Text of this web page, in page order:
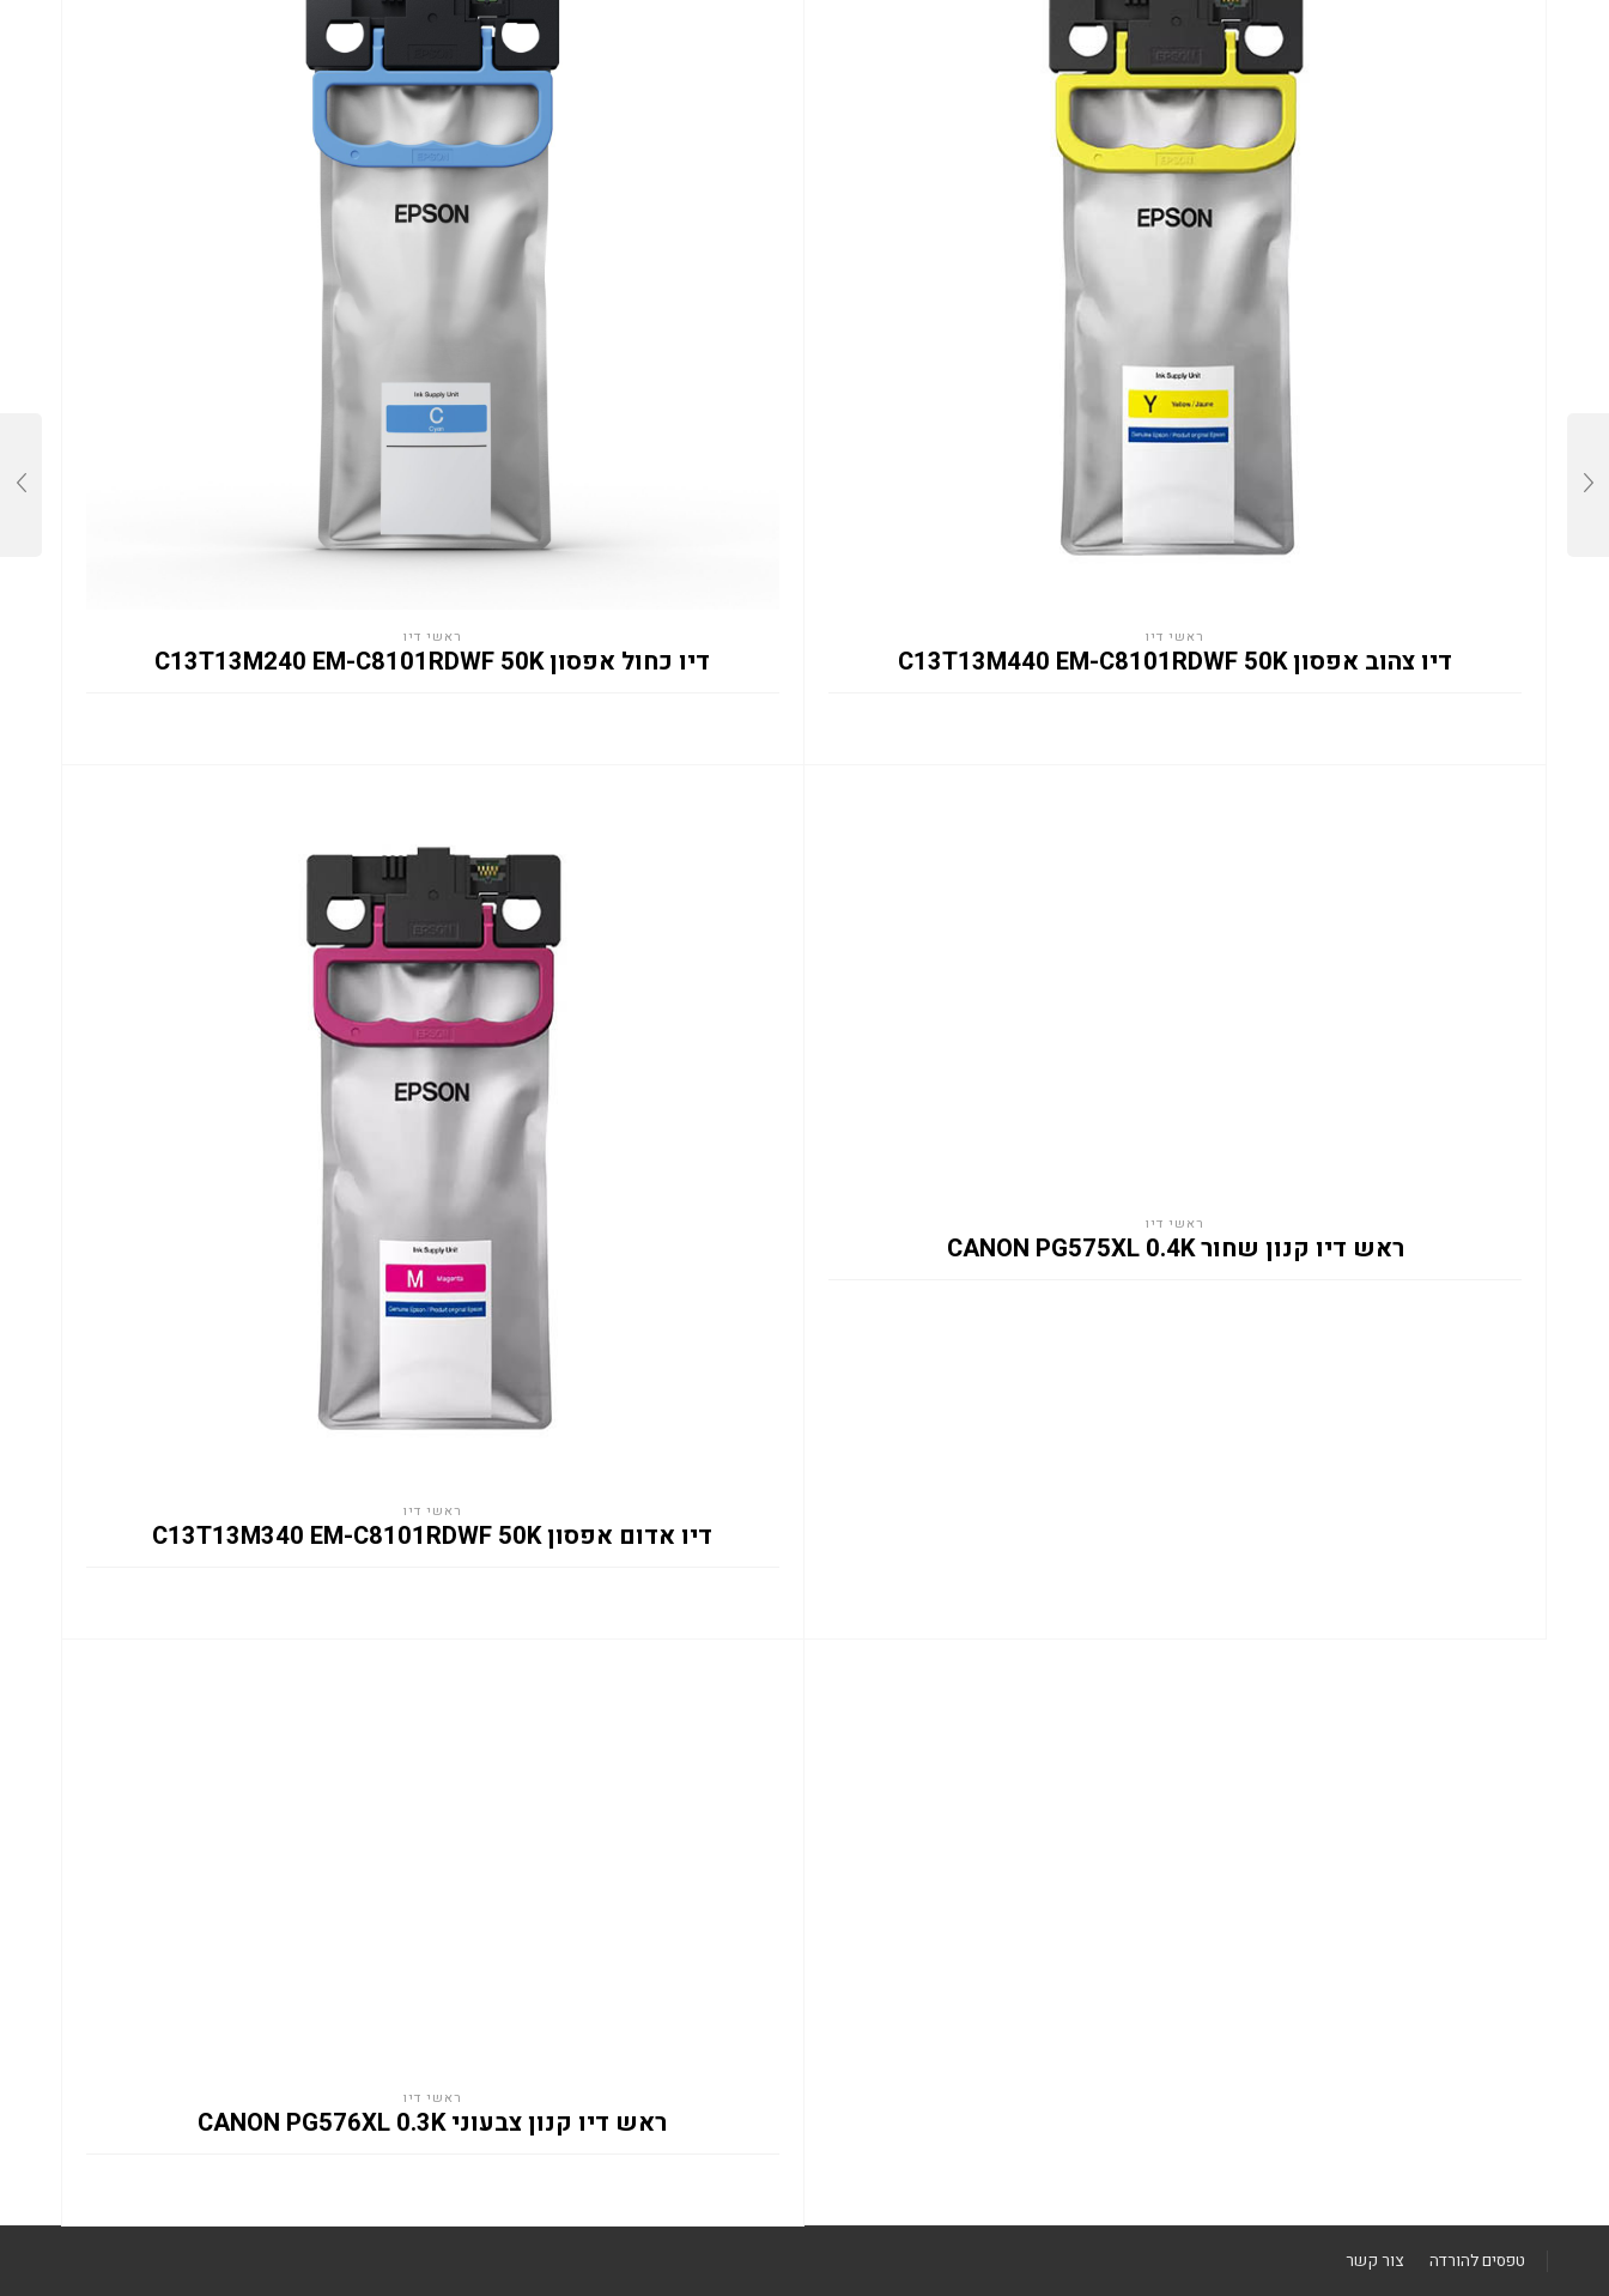
ראשי דיו
דיו כחול אפסון C13T13M240 EM-C8101RDWF 50K
ראשי דיו
דיו צהוב אפסון C13T13M440 EM-C8101RDWF 50K
ראשי דיו
דיו אדום אפסון C13T13M340 EM-C8101RDWF 50K
ראשי דיו
ראש דיו קנון שחור CANON PG575XL 0.4K
ראשי דיו
ראש דיו קנון צבעוני CANON PG576XL 0.3K
טפסים להורדה צור קשר